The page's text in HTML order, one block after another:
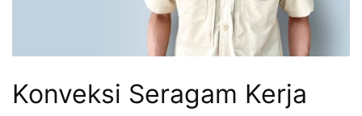
Konveksi Seragam Kerja